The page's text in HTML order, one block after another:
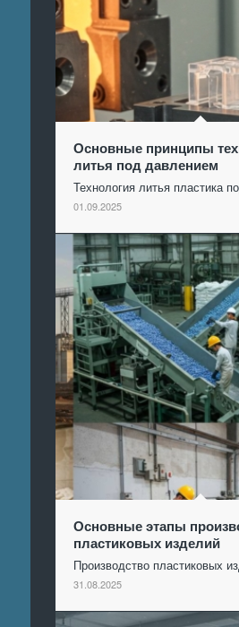
Основные принципы
литья под давлением
Технология литья пластика
01.09.2025
Основные этапы
пластиковых изделий
Производство пластиковых
31.08.2025